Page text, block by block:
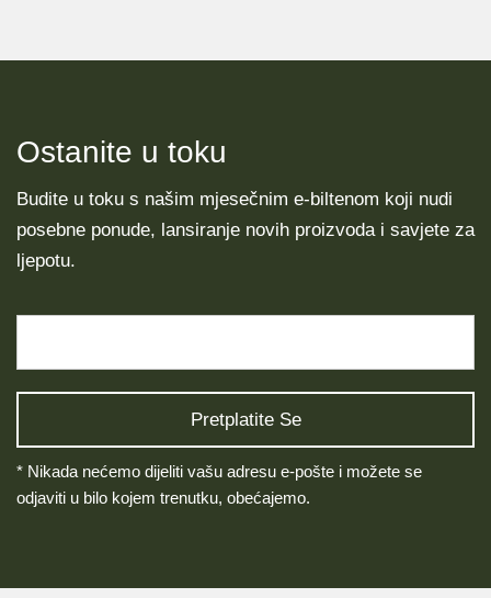
Ostanite u toku
Budite u toku s našim mjesečnim e-biltenom koji nudi
posebne ponude, lansiranje novih proizvoda i savjete za
ljepotu.
* Nikada nećemo dijeliti vašu adresu e-pošte i možete se
odjaviti u bilo kojem trenutku, obećajemo.